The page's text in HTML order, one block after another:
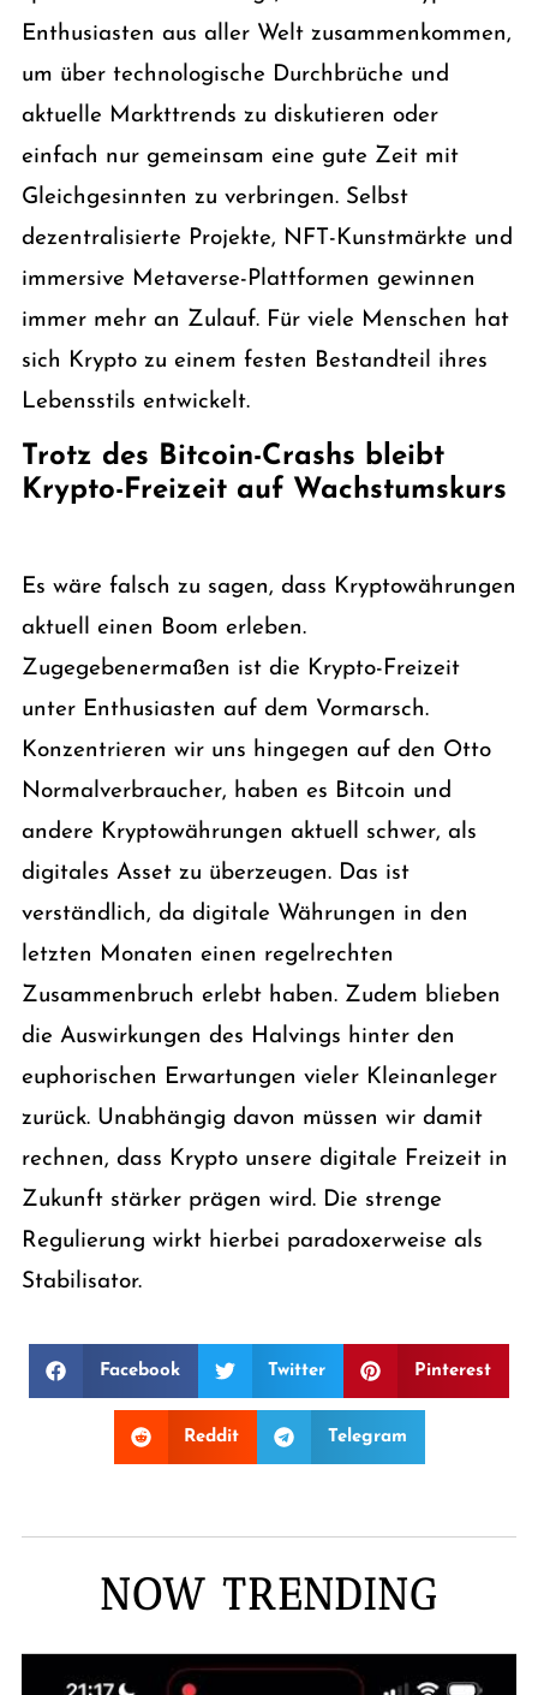
Enthusiasten aus aller Welt zusammenkommen,
um über technologische Durchbrüche und
aktuelle Markttrends zu diskutieren oder
einfach nur gemeinsam eine gute Zeit mit
Gleichgesinnten zu verbringen. Selbst
dezentralisierte Projekte, NFT-Kunstmärkte und
immersive Metaverse-Plattformen gewinnen
immer mehr an Zulauf. Für viele Menschen hat
sich Krypto zu einem festen Bestandteil ihres
Lebensstils entwickelt.
Trotz des Bitcoin-Crashs bleibt
Krypto-Freizeit auf Wachstumskurs
Es wäre falsch zu sagen, dass Kryptowährungen
aktuell einen Boom erleben.
Zugegebenermaßen ist die Krypto-Freizeit
unter Enthusiasten auf dem Vormarsch.
Konzentrieren wir uns hingegen auf den Otto
Normalverbraucher, haben es Bitcoin und
andere Kryptowährungen aktuell schwer, als
digitales Asset zu überzeugen. Das ist
verständlich, da digitale Währungen in den
letzten Monaten einen regelrechten
Zusammenbruch erlebt haben. Zudem blieben
die Auswirkungen des Halvings hinter den
euphorischen Erwartungen vieler Kleinanleger
zurück. Unabhängig davon müssen wir damit
rechnen, dass Krypto unsere digitale Freizeit in
Zukunft stärker prägen wird. Die strenge
Regulierung wirkt hierbei paradoxerweise als
Stabilisator.
Facebook Twitter Pinterest
Reddit Telegram
NOW TRENDING